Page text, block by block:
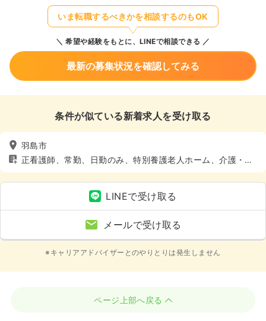
いま転職するべきかを相談するのもOK
希望や経験をもとに、LINEで相談できる
最新の募集状況を確認してみる
条件が似ている新着求人を受け取る
羽島市
正看護師、常勤、日勤のみ、特別養護老人ホーム、介護・福
祉系
LINEで受け取る
メールで受け取る
※キャリアアドバイザーとのやりとりは発生しません
ページ上部へ戻る